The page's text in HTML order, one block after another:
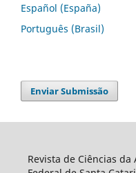
Español (España)
Português (Brasil)
Enviar Submissão
Revista de Ciências